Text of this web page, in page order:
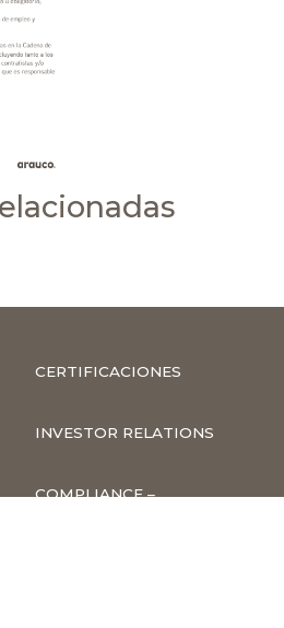
CERTIFICACIONES
INVESTOR RELATIONS
COMPLIANCE –